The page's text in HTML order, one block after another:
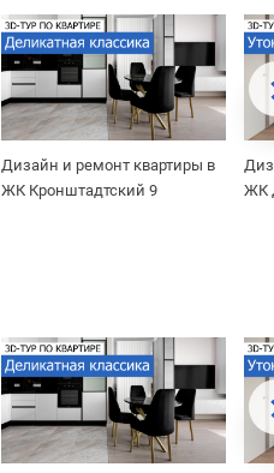
Дизайн и ремонт квартиры в
ЖК Кронштадтский 9
ЖК